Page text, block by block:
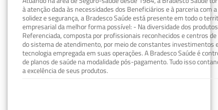
à atenção dada às necessidades dos Beneficiários e à parceria com
solidez e segurança, a Bradesco Saúde está presente em todo o
empresarial da melhor forma possível: - Na diversidade dos
Referenciada, composta por profissionais reconhecidos e centros
do sistema de atendimento, por meio de constantes investimentos
tecnologia empregada em suas operações. A Bradesco Saúde é
de planos de saúde na modalidade pós-pagamento. Tudo isso
a excelência de seus produtos.